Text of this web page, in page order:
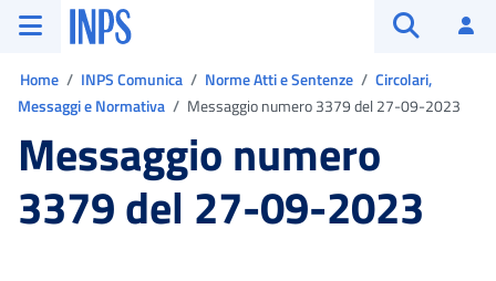
Vai al menu principale
Vai al contenuto principale
Vai al pie' di pagina
INPS ()
Home INPS Comunica Norme Atti e Sentenze
Circolari,
Messaggi e Normativa
Messaggio numero 3379 del 27-09-2023
Messaggio numero
3379 del 27-09-2023